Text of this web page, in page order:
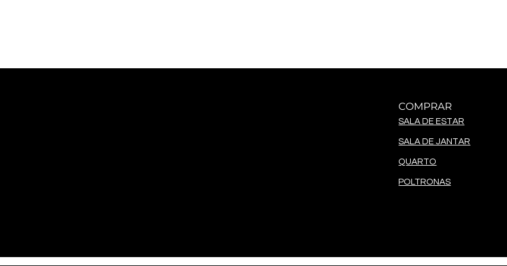
COMPRAR
SALA DE ESTAR
SALA DE JANTAR
QUARTO
POLTRONAS